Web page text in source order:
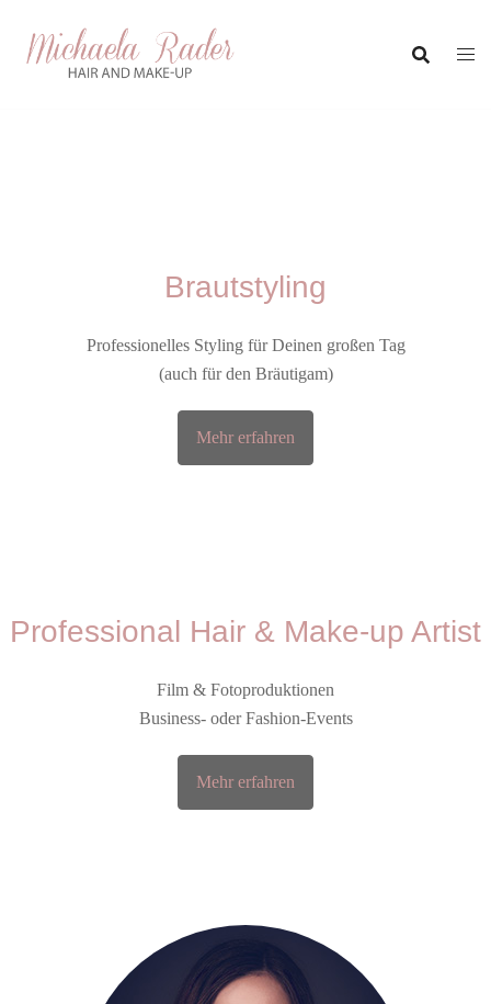
Inhalt
springen
Brautstyling
Professionelles Styling für Deinen großen Tag
(auch für den Bräutigam)
Mehr erfahren
Professional Hair & Make-up Artist
Film & Fotoproduktionen
Business- oder Fashion-Events
Mehr erfahren